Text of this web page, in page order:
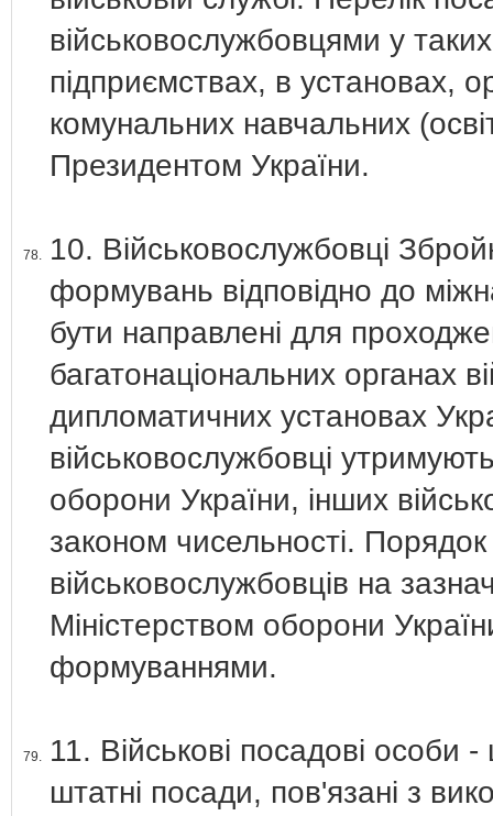
військовослужбовцями у
підприємствах, в установах,
комунальних навчальних
Президентом України.
78.
10. Військовослужбовці
формувань відповідно до
бути направлені для
багатонаціональних органах
дипломатичних установах
військовослужбовці
оборони України, інших
законом чисельності.
військовослужбовців на
Міністерством оборони
формуваннями.
79.
11. Військові посадові особи
штатні посади, пов'язані з